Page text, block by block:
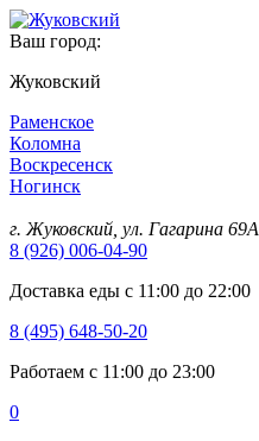
Ваш город:
Жуковский
Раменское
Коломна
Воскресенск
Ногинск
г. Жуковский, ул. Гагарина 69А
8 (926) 006-04-90
Доставка еды с 11:00 до 22:00
8 (495) 648-50-20
Работаем с 11:00 до 23:00
0